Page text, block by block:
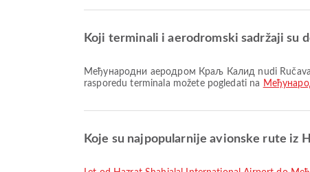
Koji terminali i aerodromski sadržaji
Међународни аеродром Краљ Калид nudi Ručavanje, Klinika i apoteke, Taksi i mnoge druge pogodnosti za bolje iskustvo putovanja. Detaljne informacije o sadržajima i
rasporedu terminala možete pogledati na
Koje su najpopularnije avionske rute iz